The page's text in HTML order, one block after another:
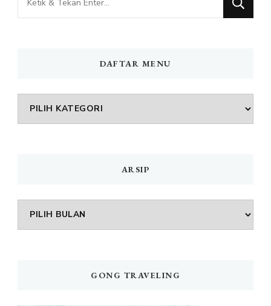
Sesuatu?
DAFTAR MENU
DAFTAR
MENU
ARSIP
Arsip
GONG TRAVELING